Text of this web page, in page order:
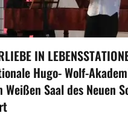
IN
Hugo- Wolf-
Weißen Saal des Neuen